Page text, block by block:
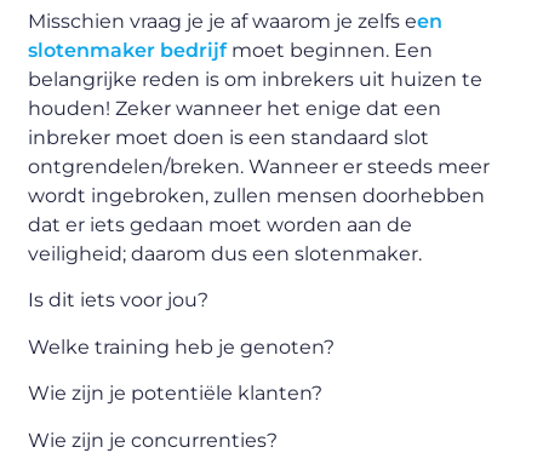
Misschien vraag je je af waarom je zelfs een
slotenmaker bedrijfmoet beginnen. Een
belangrijke reden is om inbrekers uit huizen te
houden! Zeker wanneer het enige dat een
inbreker moet doen is een standaard slot
ontgrendelen/breken. Wanneer er steeds meer
wordt ingebroken, zullen mensen doorhebben
dat er iets gedaan moet worden aan de
veiligheid; daarom dus een slotenmaker.
Is dit iets voor jou?
Welke training heb je genoten?
Wie zijn je potentiële klanten?
Wie zijn je concurrenties?